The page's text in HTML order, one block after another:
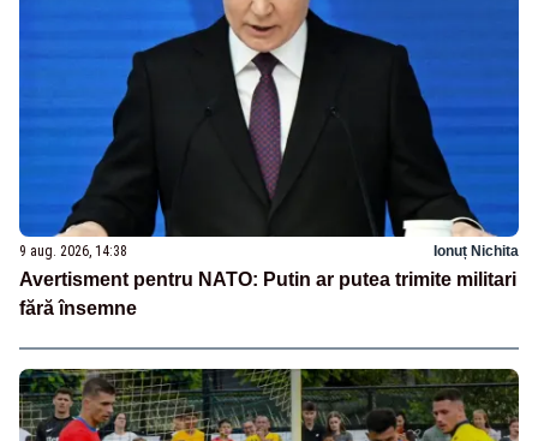
9 aug. 2026, 14:38 Ionuț Nichita
Avertisment pentru NATO: Putin ar putea trimite militari
fără însemne